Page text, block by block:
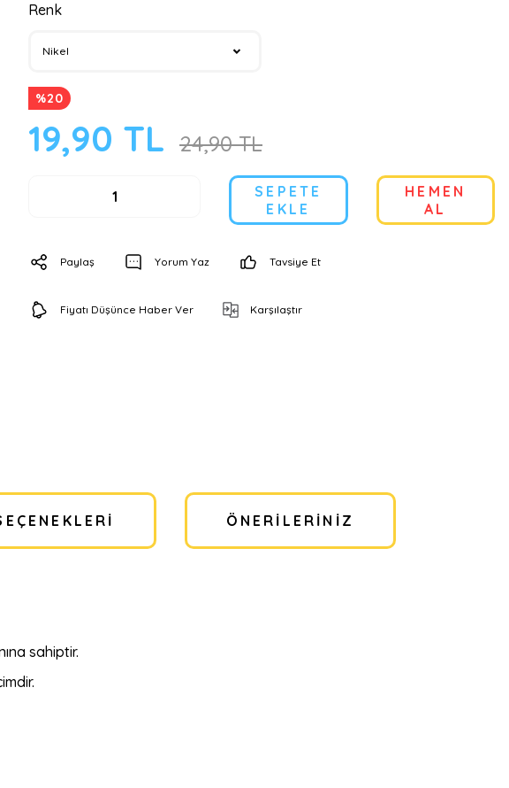
Renk
%20
19,90 TL 24,90 TL
SEPETE
EKLE
HEMEN
AL
Paylaş Yorum Yaz Tavsiye Et
Fiyatı Düşünce Haber Ver Karşılaştır
ÖNERILERINIZ
sahiptir.